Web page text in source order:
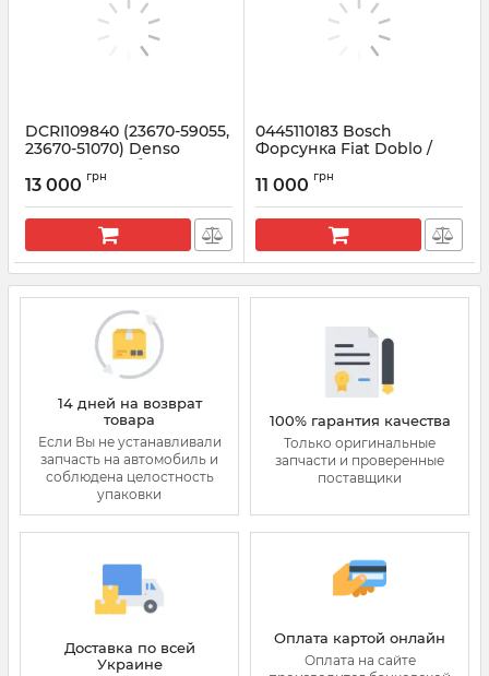
DCRI109840 (23670-59055,
23670-51070) Denso
TOYOTA Land Cruiser 200
Артикул: DCRI109840
13 000 грн
0445110183 Bosсh
Форсунка Fiat Doblo /
Артикул: 0445110183
11 000 грн
14 дней на возврат
товара
Если Вы не устанавливали
запчасть на автомобиль и
соблюдена целостность
упаковки
100% гарантия качества
Только оригинальные
запчасти и проверенные
поставщики
Доставка по всей
Украине
Оплата картой онлайн
Оплата на сайте